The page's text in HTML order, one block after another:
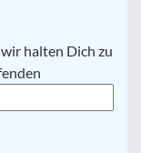
halten Dich zu